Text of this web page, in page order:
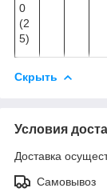
0
(2
5)
Скрыть
Условия
Доставка
Самовывоз